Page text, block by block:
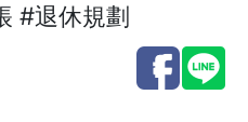
#退休規劃